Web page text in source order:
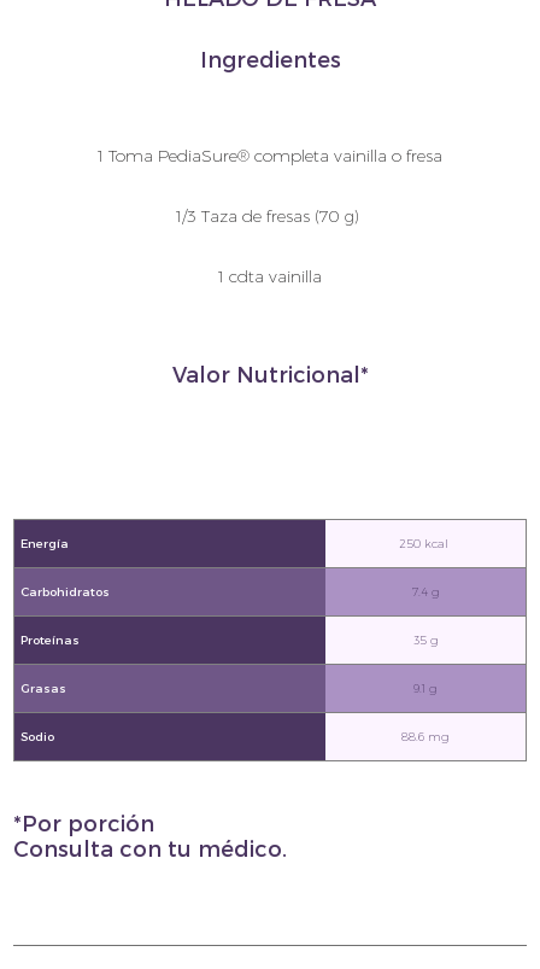
Ingredientes
1 Toma PediaSure® completa vainilla o fresa
1/3 Taza de fresas (70 g)
1 cdta vainilla
Valor Nutricional*
Energía 250 kcal
Carbohidratos 7.4 g
Proteínas 35 g
Grasas 9.1 g
Sodio 88.6 mg
*Por porción
Consulta con tu médico.